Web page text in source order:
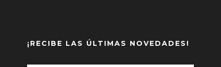
¡RECIBE LAS ÚLTIMAS NOVEDADES!